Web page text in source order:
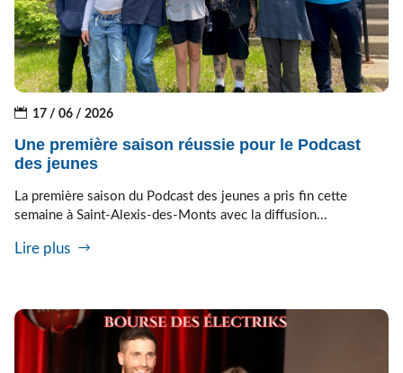
17 / 06 / 2026
Une première saison réussie pour le Podcast
des jeunes
La première saison du Podcast des jeunes a pris fin cette
semaine à Saint-Alexis-des-Monts avec la diffusion...
Lire plus